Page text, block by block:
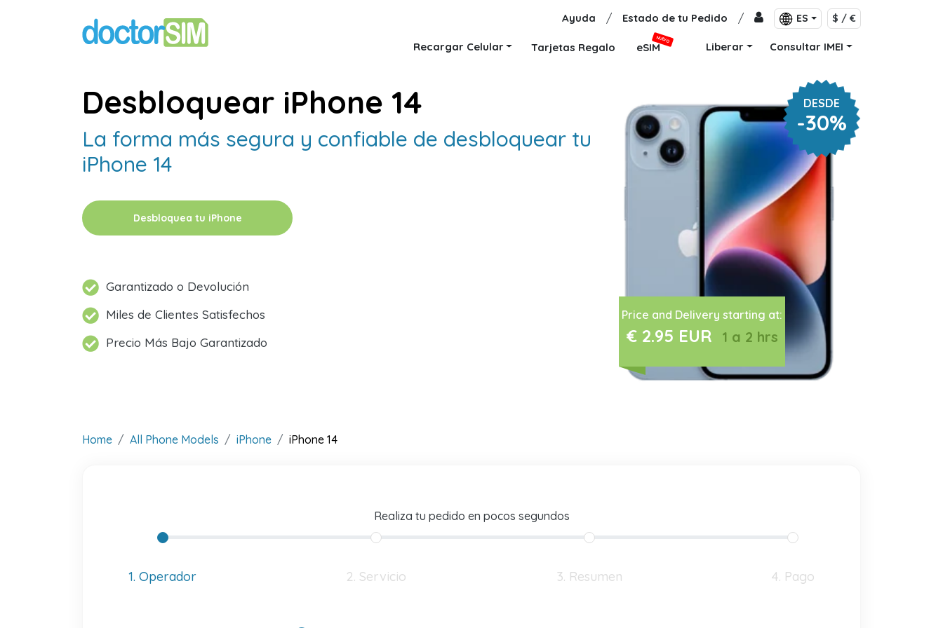
Ayuda / Estado de tu Pedido / ES $ / €
Recargar Celular Tarjetas Regalo eSIM
NUEVO
Liberar Consultar IMEI
DESDE
-30%
Price and Delivery starting at:
€ 2.95 EUR 1 a 2 hrs
Desbloquear iPhone 14
La forma más segura y confiable de desbloquear tu
iPhone 14
Desbloquea tu iPhone
Garantizado o Devolución
Miles de Clientes Satisfechos
Precio Más Bajo Garantizado
Home All Phone Models iPhone iPhone 14
Realiza tu pedido en pocos segundos
1. Operador 2. Servicio 3. Resumen 4. Pago